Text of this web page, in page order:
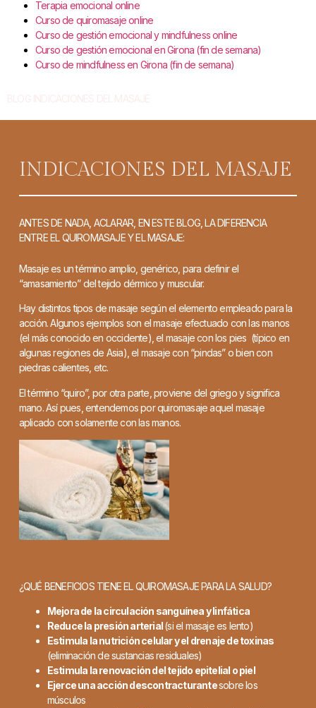
Terapia emocional online
Curso de quiromasaje online
Curso de gestión emocional y mindfulness online
Curso de gestión emocional en Girona (fin de semana)
Curso de mindfulness en Girona (fin de semana)
INDICACIONES DEL MASAJE
ANTES DE NADA, ACLARAR, EN ESTE BLOG,LA DIFERENCIA
ENTRE EL QUIROMASAJE Y EL MASAJE:
Masaje es un término amplio, genérico, para definir el
“amasamiento” del tejido dérmico y muscular.
Hay distintos tipos de masaje según el elemento empleadopara la
acción. Algunos ejemplos son el masaje efectuado con las manos
(el más conocido en occidente), el masajecon los pies (típico en
algunas regiones de Asia), el masajecon “pindas” o bien con
piedras calientes, etc.
El término “quiro”, por otra parte, proviene del griego y significa
mano.Así pues, entendemos por quiromasaje aquel masaje
aplicado con solamente con las manos.
¿QUÉ BENEFICIOS TIENE EL QUIROMASAJE PARA LA SALUD?
Mejora de la circulación sanguínea y linfática
Reduce la presión arterial(si el masaje es lento)
Estimula la nutrición celular y el drenaje de toxinas
(eliminación de sustancias residuales)
Estimula la renovación del tejido epitelial o piel
Ejerce una acción descontracturantesobre los
músculos